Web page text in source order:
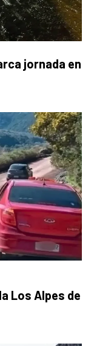
jornada en
Los Alpes de